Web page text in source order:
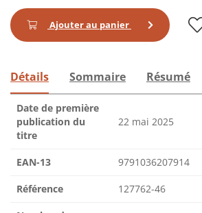
Ajouter au panier
Détails Sommaire Résumé
Date de première
publication du
titre
22 mai 2025
EAN-13 9791036207914
Référence 127762-46